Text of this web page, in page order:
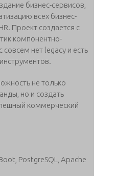
бизнес-сервисов,
всех бизнес-
Проект создается с
компонентно-
совсем нет legacy и есть
не только
но и создать
коммерческий
PostgreSQL, Apache